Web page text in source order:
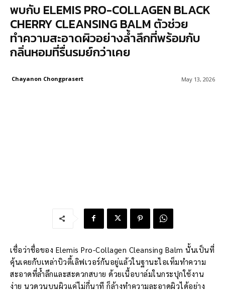
พบกับ ELEMIS PRO-COLLAGEN BLACK
CHERRY CLEANSING BALM ตัวช่วย
ทำความสะอาดผิวอย่างล้ำลึกที่พร้อมกับ
กลิ่นหอมที่รื่นรมย์กว่าเคย
May 13, 2026
Chayanon Chongprasert
เชื่อว่าชื่อของ Elemis Pro-Collagen Cleansing Balm นั้นเป็นที่
คุ้นเคยกับเหล่าบิวตี้เลิฟเวอร์กันอยู่แล้วในฐานะไอเท็มทำความ
สะอาดที่ล้ำลึกและสะดวกสบาย ด้วยเนื้อบาล์มในกระปุกใช้งาน
ง่าย นวดวนบนผิวแค่ไม่กี่นาที ก็ล้างทำความละอาดผิวได้อย่าง